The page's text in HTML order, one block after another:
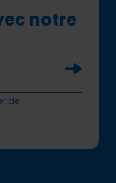
notre
de